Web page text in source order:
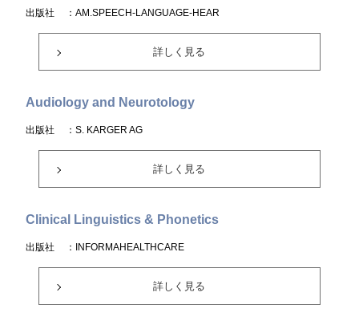
出版社 ：AM.SPEECH-LANGUAGE-HEAR
詳しく見る
Audiology and Neurotology
出版社 ：S. KARGER AG
詳しく見る
Clinical Linguistics & Phonetics
出版社 ：INFORMAHEALTHCARE
詳しく見る